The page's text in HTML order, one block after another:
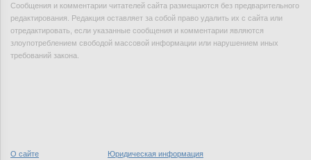
Сообщения и комментарии читателей сайта размещаются без предварительного
редактирования. Редакция оставляет за собой право удалить их с сайта или
отредактировать, если указанные сообщения и комментарии являются
злоупотреблением свободой массовой информации или нарушением иных
требований закона.
О сайте Юридическая информация